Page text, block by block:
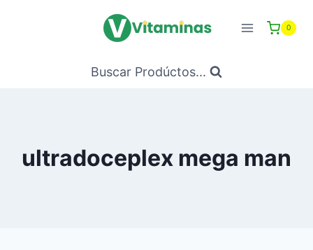
0
Buscar Prodúctos...
ultradoceplex mega man